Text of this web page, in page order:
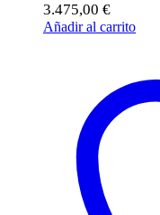
3.475,00 €
Añadir al carrito